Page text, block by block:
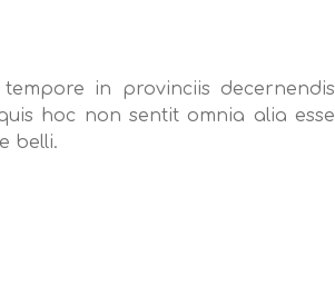
in provinciis decernendis
hoc non sentit omnia alia esse
belli.